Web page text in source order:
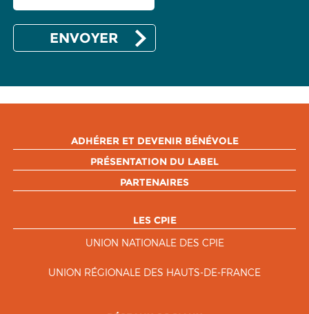
ADHÉRER ET DEVENIR BÉNÉVOLE
PRÉSENTATION DU LABEL
PARTENAIRES
LES CPIE
UNION NATIONALE DES CPIE
UNION RÉGIONALE DES HAUTS-DE-FRANCE